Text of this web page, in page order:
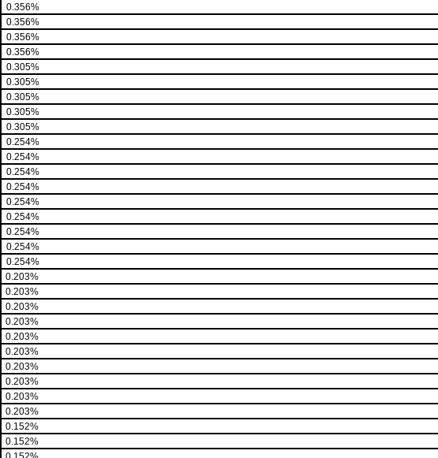
0.356%
0.356%
0.356%
0.356%
0.305%
0.305%
0.305%
0.305%
0.305%
0.254%
0.254%
0.254%
0.254%
0.254%
0.254%
0.254%
0.254%
0.254%
0.203%
0.203%
0.203%
0.203%
0.203%
0.203%
0.203%
0.203%
0.203%
0.203%
0.152%
0.152%